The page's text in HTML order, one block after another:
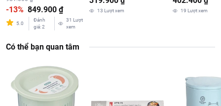
-13% 849.900 ₫
5.0
Đánh
giá:2
31 Lượt
xem
13 Lượt xem 19 Lượt xem
Có thể bạn quan tâm